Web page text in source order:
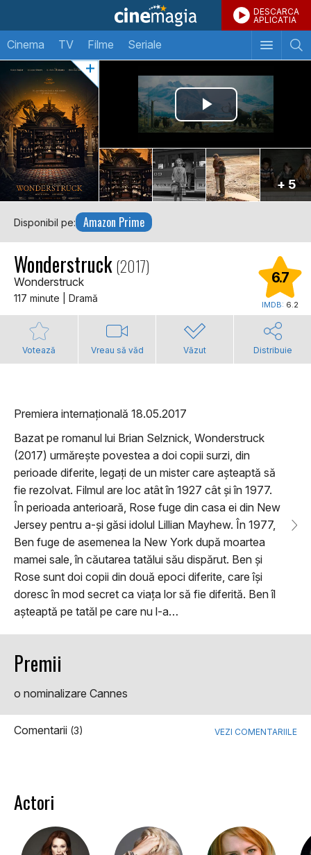
DESCARCA
APLICATIA
Cinema TV Filme Seriale
+ 5
Disponibil pe: Amazon Prime
Wonderstruck(2017)
Wonderstruck
117 minute | Dramă
6.7
IMDB: 6.2
Votează Vreau să văd Văzut Distribuie
Premiera internațională 18.05.2017
Bazat pe romanul lui Brian Selznick, Wonderstruck
(2017) urmărește povestea a doi copii surzi, din
perioade diferite, legați de un mister care așteaptă să
fie rezolvat. Filmul are loc atât în 1927 cât și în 1977.
În perioada anterioară, Rose fuge din casa ei din New
Jersey pentru a-și găsi idolul Lillian Mayhew. În 1977,
Ben fuge de asemenea la New York după moartea
mamei sale, în căutarea tatălui său dispărut. Ben și
Rose sunt doi copii din două epoci diferite, care își
doresc în mod secret ca viața lor să fie diferită. Ben îl
așteaptă pe tatăl pe care nu l-a…
Premii
o nominalizare Cannes
Comentarii (3) VEZI COMENTARIILE
Actori